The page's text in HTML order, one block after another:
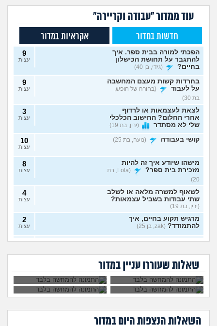
עוד ממדור "עבודה וקריירה"
חדשות במדור אקראיות במדור
הפכתי למורה בבית ספר. איך
להתגבר על תחושת הכישלון
בחיים?
(גידי, בן 40)
9
עצות
בחרדות קשות מעצם המחשבה
על לעבוד
(בחורה של חופש,
בת 30)
9
עצות
לצאת לעצמאות או לרדוף
אחרי החלום? החישוב הכלכלי
שלי לא מסתדר
(ירין, בת 19)
3
עצות
קושי בעבודה (נועה, בת 25) 10
עצות
מישהו שיודע איך זה להיות
מזכירת בית ספר?
(Lola, בת
20)
8
עצות
לשאוף למשרה מלאה או לשלב
שתי עבודות בשביל עצמאות?
(ירין, בת 19)
4
עצות
מרגיש תקוע בחיים, איך
להתמודד? (zak, בן 25)
2
עצות
איך לעשות כסף מתמונות של
בלי שיגלו אותי?
(אליס, בת
20)
7
ניסיתי כמעט הכול בקשר
לעבודה סלאש לימודים
מרגישה שאין עתיד (אנונימית, בת
עצות
הכשרה מעשית לעבודה
סוציאלית בביטוח לאומי
שאלות שעוררו עניין במדור
יכולים לפטר אותי כי
בקפה לאחד
העובדים?
הגשתי ציפיית שכר
לי יותר ניסיון, למה
הוא מקבל שכר גבוה
יותר?
אני מעצבת גרפית,
האם AI באמת יקח לי
את העבודה בסוף?
ללכת להפגין? זה
בעתיד?
השאלות הנצפות היוםבמדור